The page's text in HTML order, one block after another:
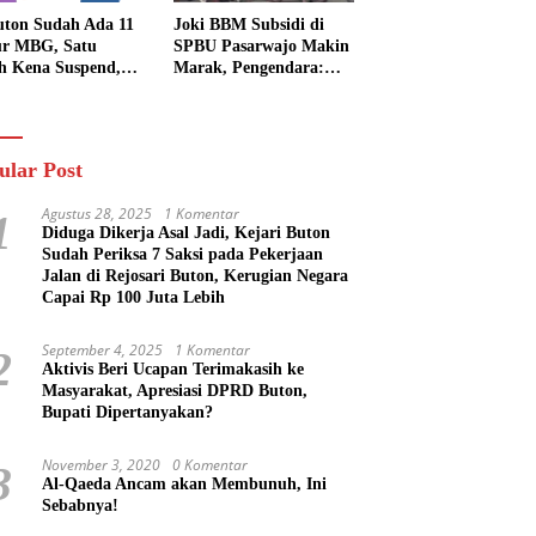
Sudah Ada 11
MBG, Satu
Kena Suspend,
Joki BBM Subsidi di
SPBU Pasarwajo Makin
Marak, Pengendara:
Post
Agustus 28, 2025 1 Komentar
Diduga Dikerja Asal Jadi, Kejari Buton
Sudah Periksa 7 Saksi pada Pekerjaan
Jalan di Rejosari Buton, Kerugian Negara
Capai Rp 100 Juta Lebih
September 4, 2025 1 Komentar
Aktivis Beri Ucapan Terimakasih ke
Masyarakat, Apresiasi DPRD Buton,
Bupati Dipertanyakan?
November 3, 2020 0 Komentar
Al-Qaeda Ancam akan Membunuh, Ini
Sebabnya!